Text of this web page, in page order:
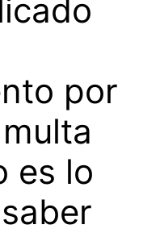
por
es lo